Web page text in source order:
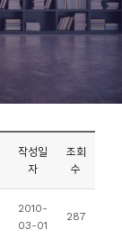
작성일
자
조회
수
2010-
03-01
287